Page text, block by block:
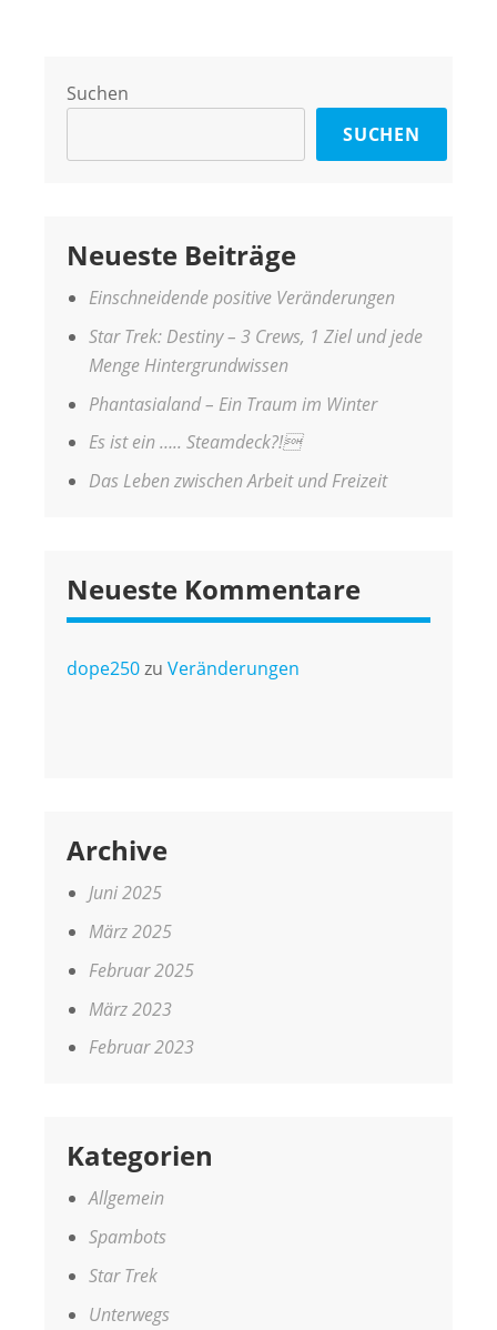
Suchen
SUCHEN
Neueste Beiträge
Einschneidende positive Veränderungen
Star Trek: Destiny – 3 Crews, 1 Ziel und jede
Menge Hintergrundwissen
Phantasialand – Ein Traum im Winter
Es ist ein ….. Steamdeck?!
Das Leben zwischen Arbeit und Freizeit
Neueste Kommentare
dope250zu Veränderungen
Archive
Juni 2025
März 2025
Februar 2025
März 2023
Februar 2023
Kategorien
Allgemein
Spambots
Star Trek
Unterwegs